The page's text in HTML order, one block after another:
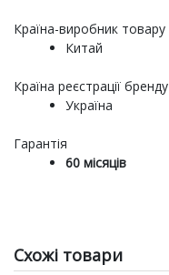
Країна-виробник товару
Китай
Країна реєстрації бренду
Україна
Гарантія
60 місяців
Схожі товари